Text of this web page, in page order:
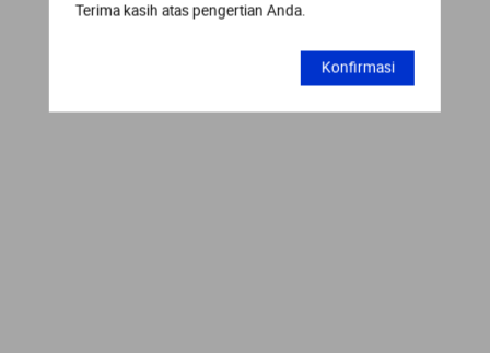
Terima kasih atas pengertian Anda.
Konfirmasi